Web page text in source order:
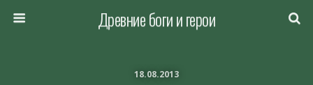
Древние боги и герои
18.08.2013